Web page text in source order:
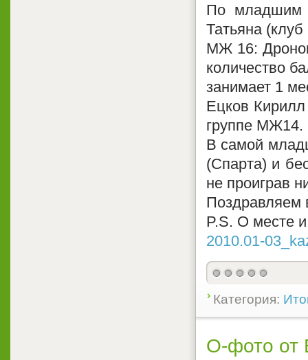
По младшим
Татьяна
МЖ 16:
количество
занимает 1
Ецков
группе МЖ14.
В самой
(Спарта) и
не проиграв
Поздравляем
P.S. О месте
2010.01-
Категория:
О-фото от